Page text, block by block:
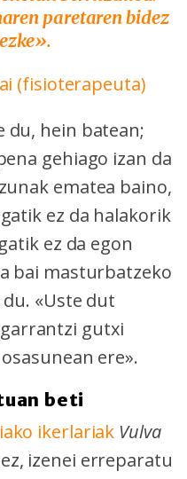
paretaren bidez
».
(fisioterapeuta)
du, hein batean;
gehiago izan da
ematea baino,
ez da halakorik
ez da egon
bai masturbatzeko
«Uste dut
gutxi
ere».
beti
ikerlariak Vulva
izenei erreparatu